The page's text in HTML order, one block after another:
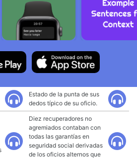
Estado de la punta de sus
dedos típico de su oficio.
Diez recuperadores no
agremiados contaban con
todas las garantías en
seguridad social derivadas
de los oficios alternos que